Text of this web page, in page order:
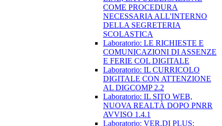
COME PROCEDURA
NECESSARIA ALL'INTERNO
DELLA SEGRETERIA
SCOLASTICA
Laboratorio: LE RICHIESTE E
COMUNICAZIONI DI ASSENZE
E FERIE COL DIGITALE
Laboratorio: IL CURRICOLO
DIGITALE CON ATTENZIONE
AL DIGCOMP 2.2
Laboratorio: IL SITO WEB,
NUOVA REALTÀ DOPO PNRR
AVVISO 1.4.1
Laboratorio: VER.DI PLUS: